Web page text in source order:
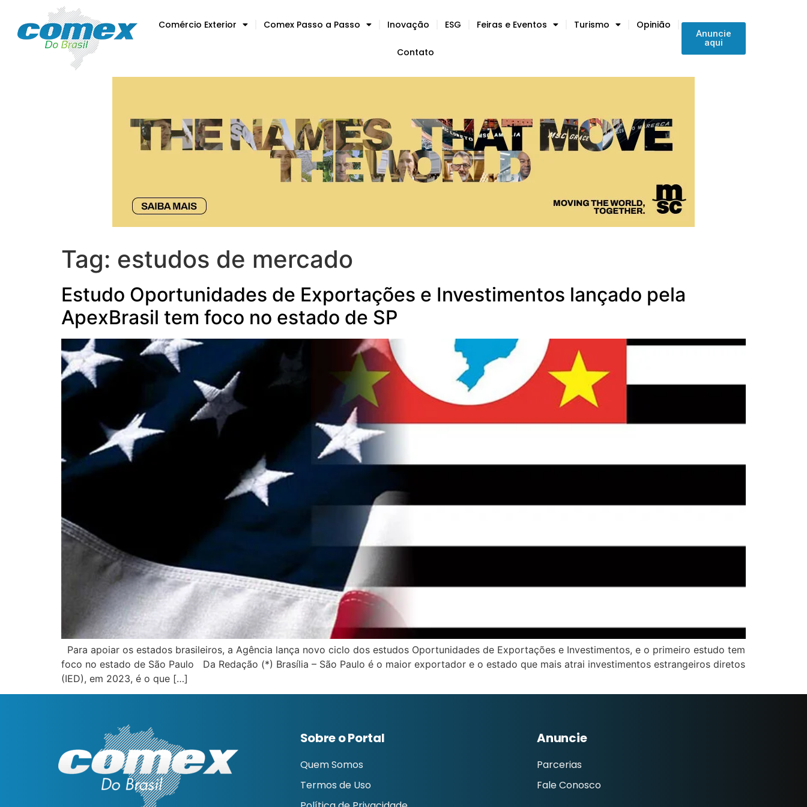
Comércio Exterior Comex Passo a Passo Inovação ESG Feiras e Eventos Turismo Opinião
Contato
Anuncie
aqui
Tag: estudos de mercado
Estudo Oportunidades de Exportações e Investimentos lançado pela
ApexBrasil tem foco no estado de SP
Para apoiar os estados brasileiros, a Agência lança novo ciclo dos estudos Oportunidades de Exportações e Investimentos, e o primeiro estudo tem
foco no estado de São Paulo Da Redação (*) Brasília – São Paulo é o maior exportador e o estado que mais atrai investimentos estrangeiros diretos
(IED), em 2023, é o que […]
Sobre o Portal
Quem Somos
Termos de Uso
Anuncie
Parcerias
Fale Conosco